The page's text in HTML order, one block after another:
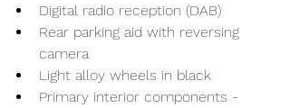
Digital radio reception (DAB)
Rear parking aid with reversing
camera
Light alloy wheels in black
Primary interior components -